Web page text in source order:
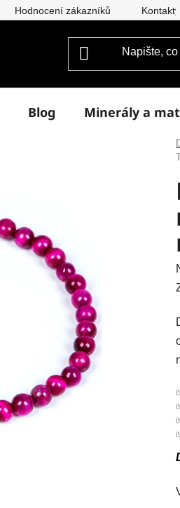
Hodnocení zákazníků Kontakty
Blog Minerály a
z